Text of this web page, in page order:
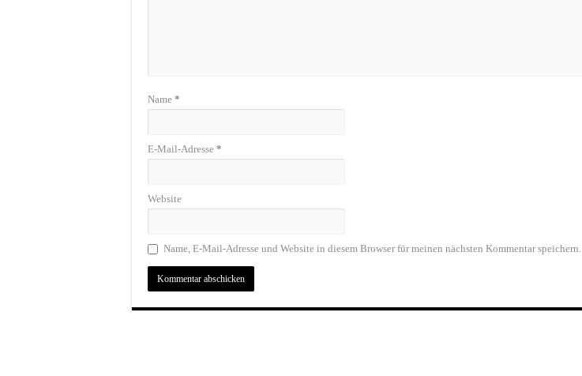
Name *
E-Mail-Adresse *
Website
Name, E-Mail-Adresse und Website in diesem Browser für meinen nächsten Kommentar speichern.